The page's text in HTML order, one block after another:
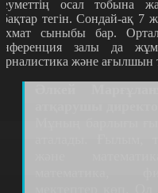
осал тобына
тегін. Сондай-ақ 7
сыныбы бар.
залы да
және ағылшын